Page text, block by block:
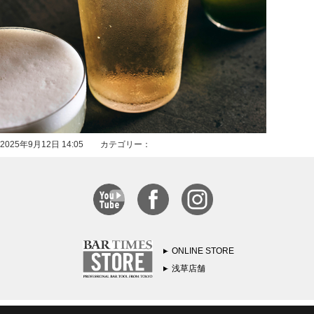
2025年9月12日 14:05 カテゴリー：
ONLINE STORE
浅草店舗